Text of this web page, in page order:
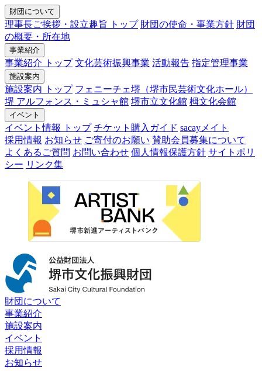
財団について
理事長ご挨拶・設立趣旨 トップ 財団の使命・事業方針 財団
の概要・所在地
事業紹介
事業紹介 トップ 文化芸術振興事業 活動報告 指定管理事業
施設案内
施設案内 トップ フェニーチェ堺（堺市民芸術文化ホール）
堺 アルフォンス・ミュシャ館 堺市立文化館 栂文化会館
イベント
イベント情報 トップ チケット購入ガイド sacayメイト
採用情報 お知らせ ご寄付のお願い 賛助会員募集について
よくあるご質問 お問い合わせ 個人情報保護方針 サイトポリ
シー リンク集
財団について
事業紹介
施設案内
イベント
採用情報
お知らせ